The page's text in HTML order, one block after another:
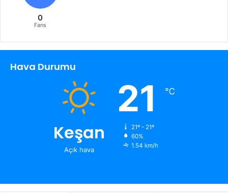
0
Fans
Hava Durumu
Keşan
Açık hava
21 ℃
21º - 21º
60%
1.54 km/h